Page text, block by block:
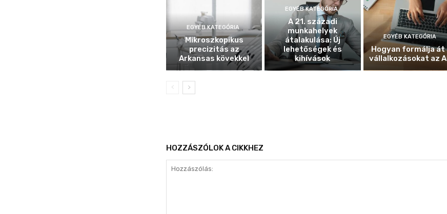
EGYÉB KATEGÓRIA
Mikroszkopikus
precizitás az
Arkansas kövekkel
EGYÉB KATEGÓRIA
A 21. századi
munkahelyek
átalakulása: Új
lehetőségek és
kihívások
EGYÉB KATEGÓRIA
Hogyan formálja át
vállalkozásokat az
HOZZÁSZÓLOK A CIKKHEZ